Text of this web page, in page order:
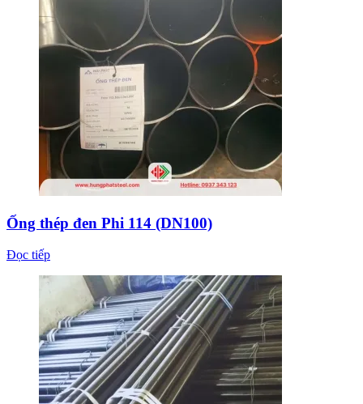
Ống thép đen Phi 114 (DN100)
Đọc tiếp